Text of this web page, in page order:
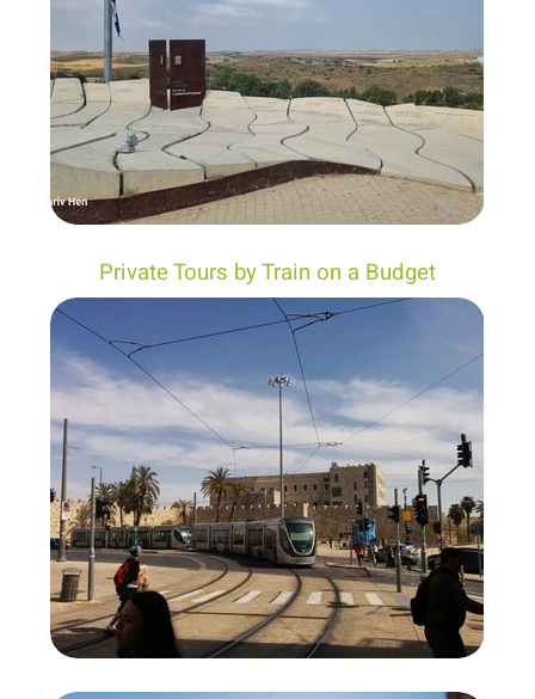
Private Tours by Train on a Budget